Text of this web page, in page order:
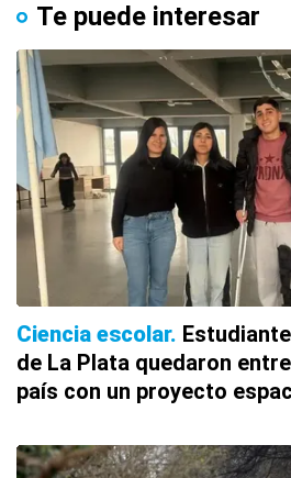
Te puede interesar
Ciencia escolar
de La Plata quedaron
país con un proyecto